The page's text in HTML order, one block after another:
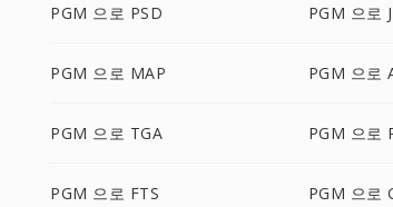
PGM 으로 PSD PGM 으로
PGM 으로 MAP PGM 으로
PGM 으로 TGA PGM 으로
PGM 으로 FTS PGM 으로